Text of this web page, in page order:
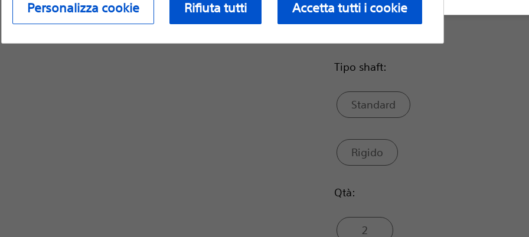
Angolata
Tipo shaft:
Standard
Rigido
Qtà:
2
Personalizza cookie Rifiuta tutti Accetta tutti i cookie